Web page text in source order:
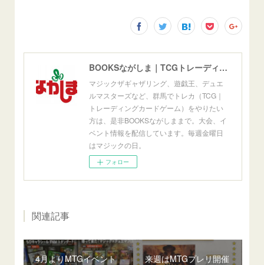
BOOKSながしま｜TCGトレーディングカードゲーム群馬県高崎市
マジックザギャザリング、遊戯王、デュエ
ルマスターズなど、群馬でトレカ（TCG｜
トレーディングカードゲーム）をやりたい
方は、是非BOOKSながしままで。大会、イ
ベント情報を配信しています。毎週金曜日
はマジックの日。
フォロー
関連記事
4月よりMTGイベント
来週はMTGプレリ開催